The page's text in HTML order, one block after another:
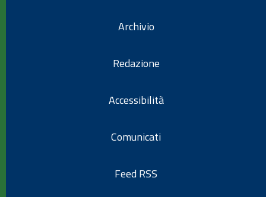
Archivio
Redazione
Accessibilità
Comunicati
Feed RSS